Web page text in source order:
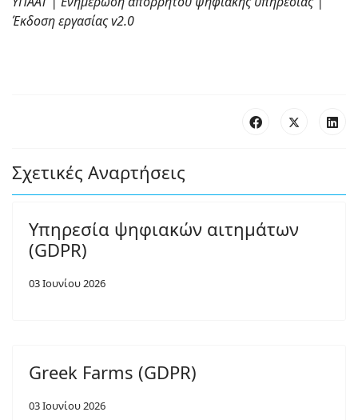
Έκδοση εργασίας v2.0
Σχετικές Αναρτήσεις
Υπηρεσία ψηφιακών αιτημάτων
(GDPR)
03 Ιουνίου 2026
Greek Farms (GDPR)
03 Ιουνίου 2026